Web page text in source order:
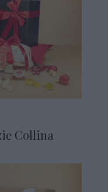
Collina